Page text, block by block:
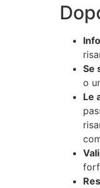
Se
o
Le